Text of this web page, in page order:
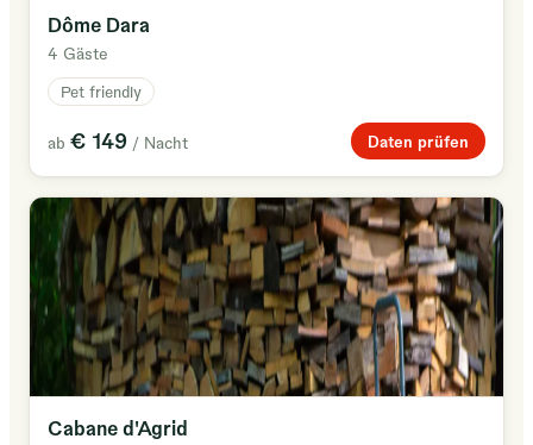
créez
des
souvenirs
Dôme Dara
4 Gäste
Pet friendly
ab € 149 / Nacht Daten prüfen
Cabane d'Agrid